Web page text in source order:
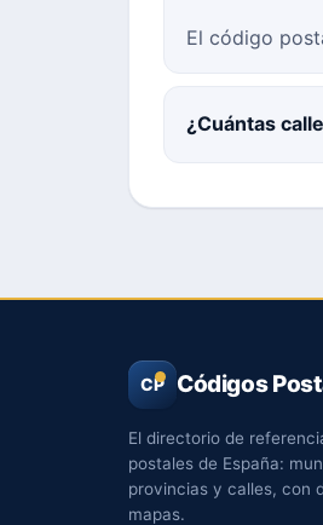
El código
¿Cuántas
CP Códigos
El directorio de
postales de España:
provincias y calles, con
mapas.